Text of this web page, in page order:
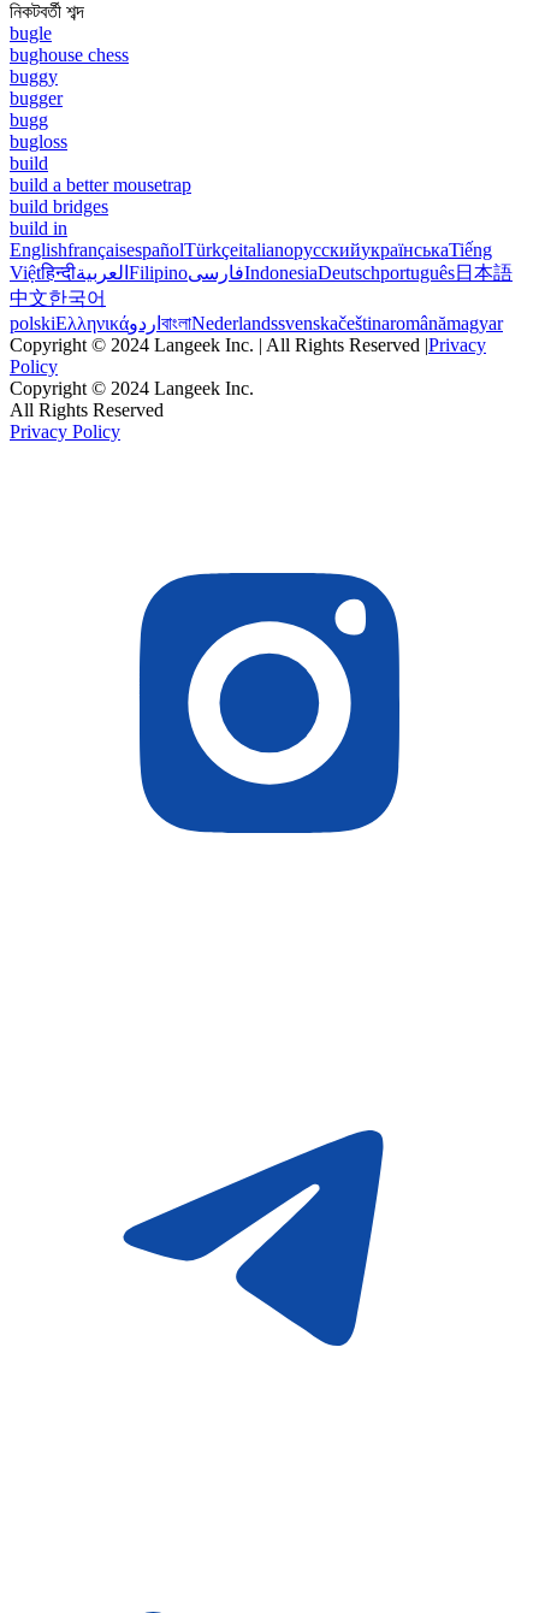
নিকটবর্তী শব্দ
bugle
bughouse chess
buggy
bugger
bugg
bugloss
build
build a better mousetrap
build bridges
build in
EnglishfrançaisespañolTürkçeitalianoрусскийукраїнськаTiếng
Việtहिन्दीالعربية FilipinoفارسیIndonesiaDeutschportuguês日本語
中文한국어
polskiΕλληνικάاردو বাংলাNederlandssvenskačeštinaromânămagyar
Copyright © 2024 Langeek Inc. | All Rights Reserved |Privacy
Policy
Copyright © 2024 Langeek Inc.
All Rights Reserved
Privacy Policy